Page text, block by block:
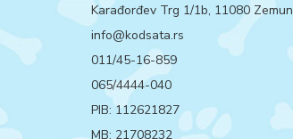
Karađorđev Trg 1/1b, 11080 Zemun
info@kodsata.rs
011/45-16-859
065/4444-040
PIB: 112621827
MB: 21708232